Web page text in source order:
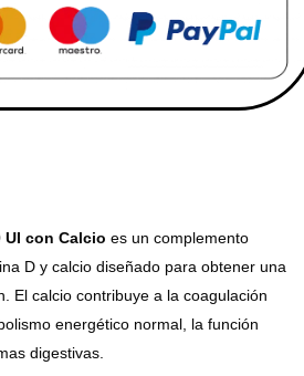
con Calcio es un complemento
D y calcio diseñado para obtener una
El calcio contribuye a la coagulación
energético normal, la función
digestivas.